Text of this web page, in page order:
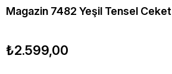
Magazin 7482 Yeşil Tensel Ceket
₺2.599,00